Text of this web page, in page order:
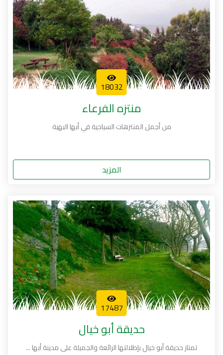
18032
منتزه الفرعاء
من أجمل المنتزهات السياحية في أبها البهية
المزيد
17487
حديقة أبو خيال
تمتاز حديقة أبو خيال بإطلالتها الرائعة والجميلة على مدينة أبها ...